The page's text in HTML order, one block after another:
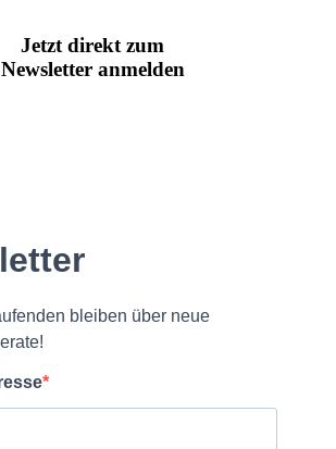
Jetzt direkt zum
Newsletter anmelden